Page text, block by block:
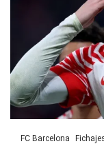
FC Barcelona